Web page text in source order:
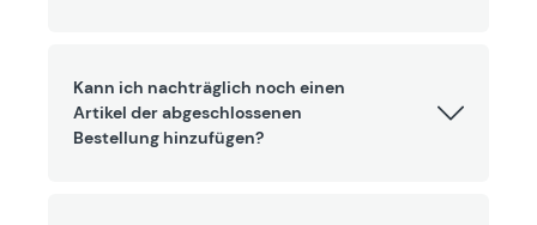
Kann ich nachträglich noch einen
Artikel der abgeschlossenen
Bestellung hinzufügen?